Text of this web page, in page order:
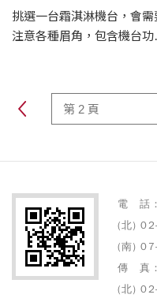
挑選一台霜淇淋機台，會需
注意各種眉角，包含機台功
量。而本篇文章將會從以下
方面去著手，來分析如何挑
牌名譽
電 話：
(北)
(南)
傳 真：
(北)